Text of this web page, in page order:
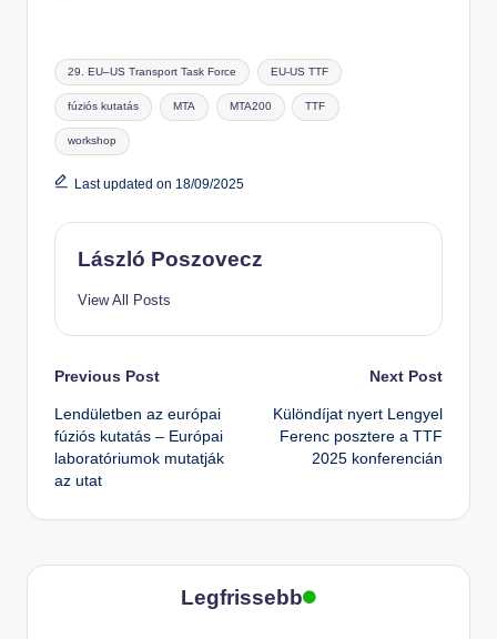
Tags:
29. EU–US Transport Task Force EU-US TTF
fúziós kutatás MTA MTA200 TTF
workshop
Last updated on 18/09/2025
László Poszovecz
View All Posts
Post
navigation
Previous Post
Lendületben az európai
fúziós kutatás – Európai
laboratóriumok mutatják
az utat
Next Post
Különdíjat nyert Lengyel
Ferenc posztere a TTF
2025 konferencián
Legfrissebb